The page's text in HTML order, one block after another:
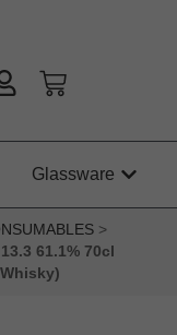
Glassware
>
61.1% 70cl